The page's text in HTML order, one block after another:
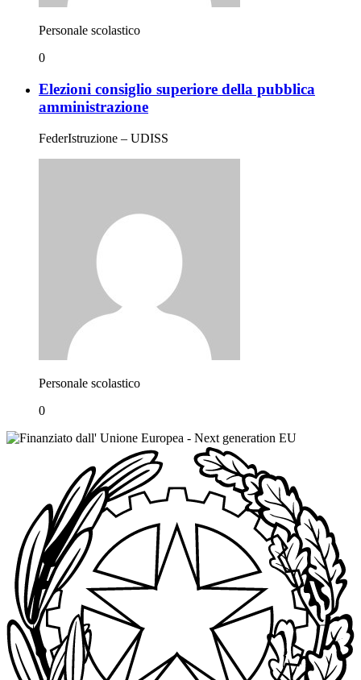
Personale scolastico
0
Elezioni consiglio superiore della pubblica
amministrazione
FederIstruzione – UDISS
Personale scolastico
0